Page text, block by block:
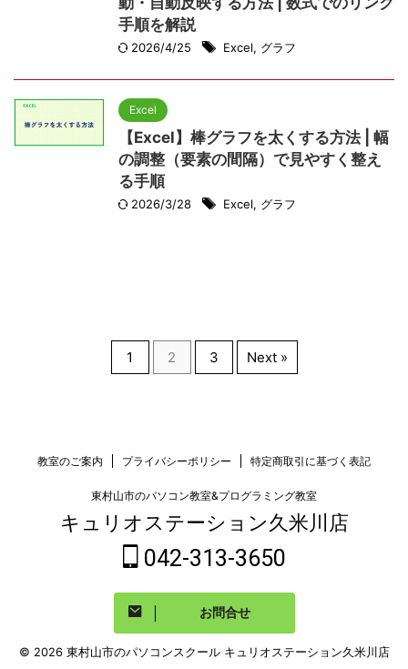
手順を解説
2026/4/25 Excel, グラフ
Excel
【Excel】棒グラフを太くする方法 | 幅
の調整（要素の間隔）で見やすく整え
る手順
2026/3/28 Excel, グラフ
1 2 3 Next »
教室のご案内 プライバシーポリシー 特定商取引に基づく表記
東村山市のパソコン教室&プログラミング教室
キュリオステーション久米川店
042-313-3650
お問合せ
© 2026 東村山市のパソコンスクール キュリオステーション久米川店